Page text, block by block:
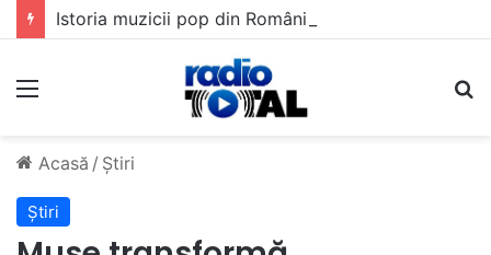
Meniu
Acasă / Știri
Știri